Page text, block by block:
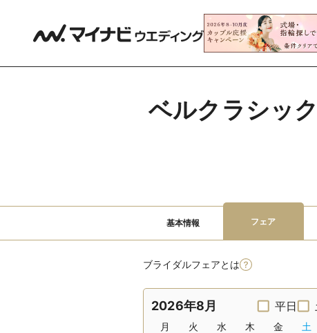
ベルクラシッ
基本情報 フェア
ブライダルフェアとは
2026年8月 平日
月 火 水 木 金 土